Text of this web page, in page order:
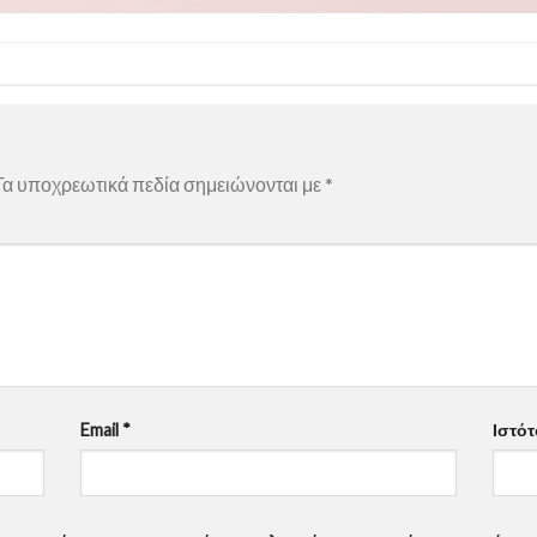
υποχρεωτικά πεδία σημειώνονται με *
Email *